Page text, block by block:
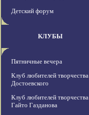
Детский форум
КЛУБЫ
Пятничные вечера
Клуб любителей творчества
Достоевского
Клуб любителей творчества
Гайто Газданова